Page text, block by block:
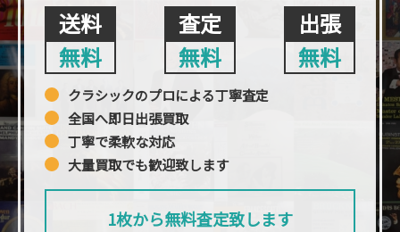
送料
無料
査定
無料
出張
無料
クラシックのプロによる丁寧査定
全国へ即日出張買取
丁寧で柔軟な対応
大量買取でも歓迎致します
1枚から無料査定致します